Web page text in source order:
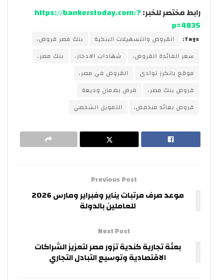
رابط مختصر للخبر:https://bankerstoday.com/?
p=4835
Tags: القروض والتسهيلات البنكية
بنك مصر قروض،
سعر الفائدة القروض،
شهادات الادخار،
بنك مصر،
موقع بانكرز توادى
القروض في مصر،
قروض بنك مصر،
قرض بضمان وديعة
قروض بعائد منخفض،
التمويل الشخصي
Previous Post
موعد صرف مرتبات يناير وفبراير ومارس 2026
للعاملين بالدولة
Next Post
بعثة تجارية كندية تزور مصر لتعزيز الشراكات
الاقتصادية وتوسيع التبادل التجاري